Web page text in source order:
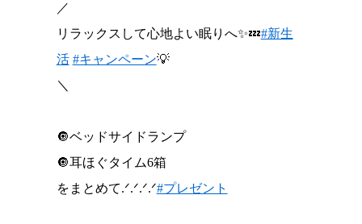
／
リラックスして心地よい眠りへ✨💤#新生
活 #キャンペーン💡
＼
🔘ベッドサイドランプ
🔘耳ほぐタイム6箱
をまとめて.ᐟ.ᐟ.ᐟ.ᐟ#プレゼント